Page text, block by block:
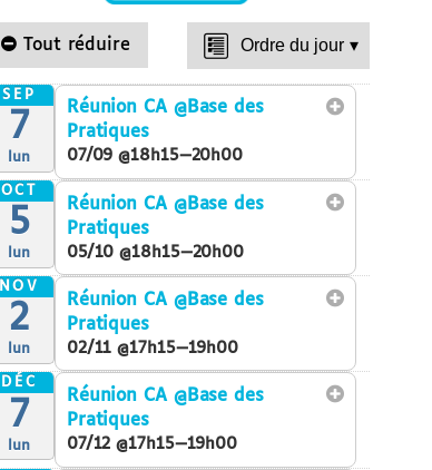
Tout réduire Ordre du jour ▾
SEP
7
lun
Réunion CA @Base des
Pratiques
07/09 @18h15—20h00
OCT
5
lun
Réunion CA @Base des
Pratiques
05/10 @18h15—20h00
NOV
2
lun
Réunion CA @Base des
Pratiques
02/11 @17h15—19h00
DÉC
7
lun
Réunion CA @Base des
Pratiques
07/12 @17h15—19h00